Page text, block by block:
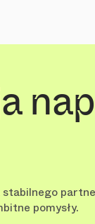
pomysły.